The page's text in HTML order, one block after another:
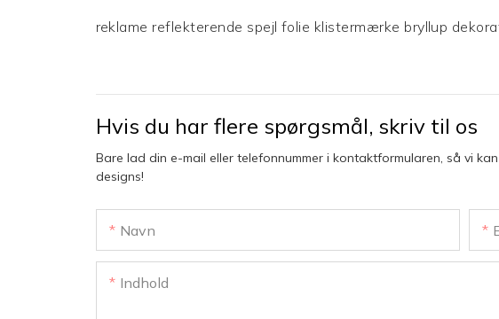
reklame reflekterende spejl folie klistermærke bryllup
Hvis du har flere spørgsmål, skriv til os
Bare lad din e-mail eller telefonnummer i kontaktformularen, så vi
designs!
Navn
Indhold